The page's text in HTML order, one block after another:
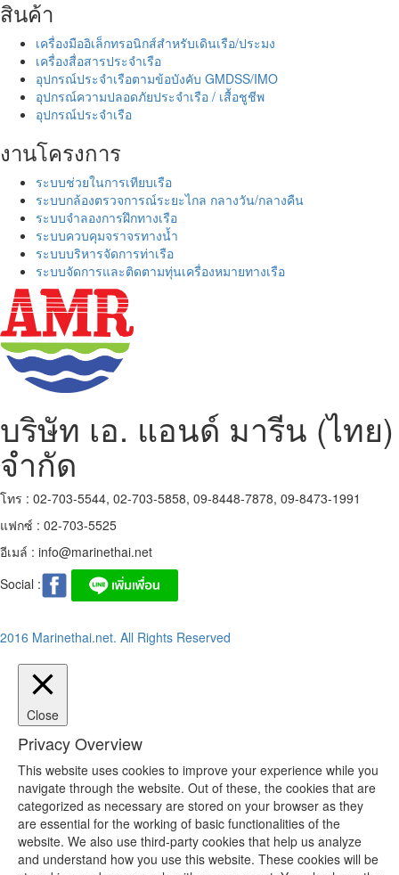
สินค้า
เครื่องมืออิเล็กทรอนิกส์สำหรับเดินเรือ/ประมง
เครื่องสื่อสารประจำเรือ
อุปกรณ์ประจำเรือตามข้อบังคับ GMDSS/IMO
อุปกรณ์ความปลอดภัยประจำเรือ / เสื้อชูชีพ
อุปกรณ์ประจำเรือ
งานโครงการ
ระบบช่วยในการเทียบเรือ
ระบบกล้องตรวจการณ์ระยะไกล กลางวัน/กลางคืน
ระบบจำลองการฝึกทางเรือ
ระบบควบคุมจราจรทางน้ำ
ระบบบริหารจัดการท่าเรือ
ระบบจัดการและติดตามทุ่นเครื่องหมายทางเรือ
บริษัท เอ. แอนด์ มารีน (ไทย)
จำกัด
โทร : 02-703-5544, 02-703-5858, 09-8448-7878, 09-8473-1991
แฟกซ์ : 02-703-5525
อีเมล์ : info@marinethai.net
Social :
2016 Marinethai.net. All Rights Reserved
Close
Privacy Overview
This website uses cookies to improve your experience while you
navigate through the website. Out of these, the cookies that are
categorized as necessary are stored on your browser as they
are essential for the working of basic functionalities of the
website. We also use third-party cookies that help us analyze
and understand how you use this website. These cookies will be